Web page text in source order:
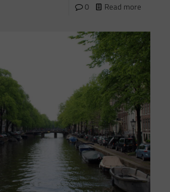
0 Read more